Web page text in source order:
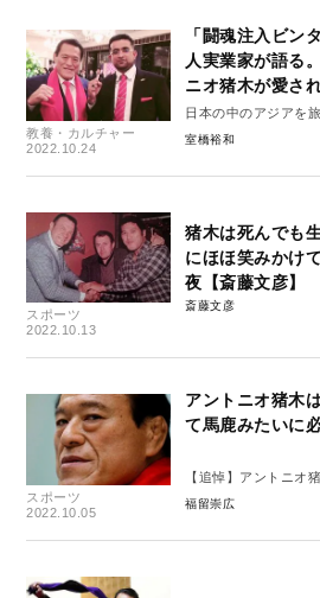
教養・カルチャー
2022.10.24
「闘魂注入ビン
人実業家が語る
ニオ猪木が愛さ
日本の中のアジアを
室橋裕和
スポーツ
2022.10.13
猪木は死んでも
にほほ笑みかけ
夜【斎藤文彦】
斎藤文彦
スポーツ
2022.10.05
アントニオ猪木
て馬鹿みたいに
【追悼】アントニオ
福留崇広